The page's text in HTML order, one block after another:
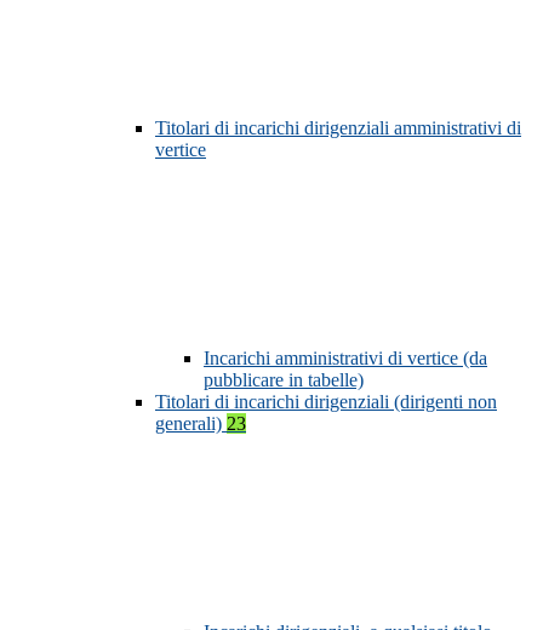
Titolari di incarichi dirigenziali amministrativi di
vertice
Incarichi amministrativi di vertice (da
pubblicare in tabelle)
Titolari di incarichi dirigenziali (dirigenti non
generali) 23